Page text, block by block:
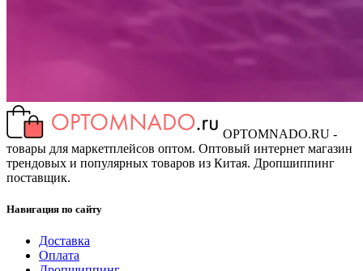
OPTOMNADO.RU -
товары для маркетплейсов оптом. Оптовый интернет магазин
трендовых и популярных товаров из Китая. Дропшиппинг
поставщик.
Навигация по сайту
Доставка
Оплата